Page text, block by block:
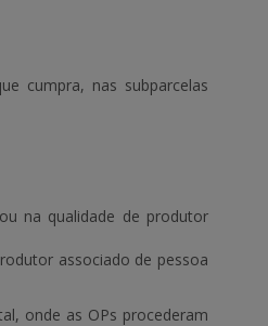
cumpra, nas subparcelas
na qualidade de produtor
associado de pessoa
onde as OPs procederam